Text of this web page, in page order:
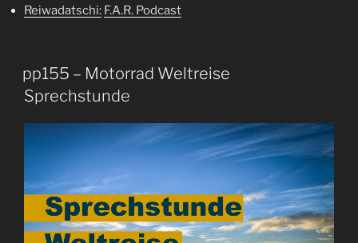
Reiwadatschi: F.A.R. Podcast
pp155 – Motorrad Weltreise
Sprechstunde